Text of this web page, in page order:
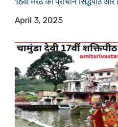
Date
April 3, 2025